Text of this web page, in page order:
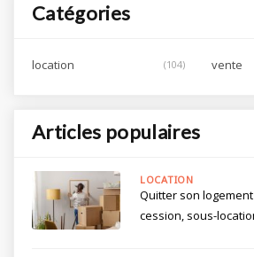
Catégories
location (104) vente
Articles populaires
LOCATION
Quitter son
cession, sous-